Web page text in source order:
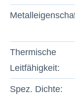
Thermische
Leitfähigkeit:
Spez. Dichte: